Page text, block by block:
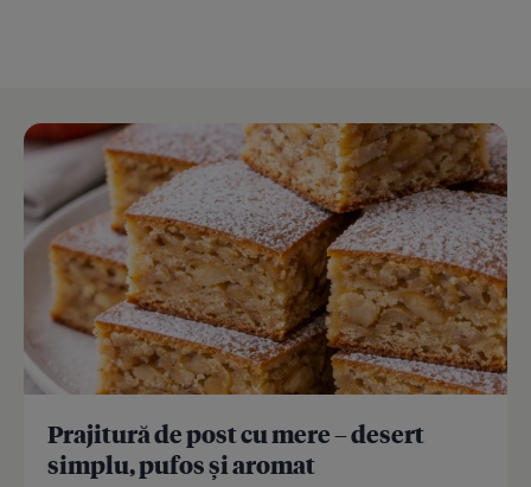
Prajitură de post cu mere – desert
simplu, pufos și aromat